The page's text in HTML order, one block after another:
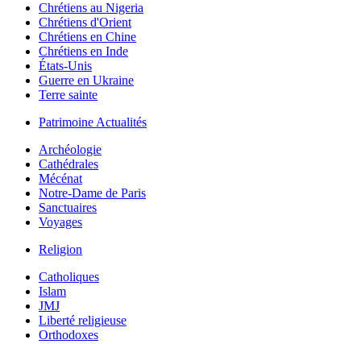
Chrétiens au Nigeria
Chrétiens d'Orient
Chrétiens en Chine
Chrétiens en Inde
États-Unis
Guerre en Ukraine
Terre sainte
Patrimoine Actualités
Archéologie
Cathédrales
Mécénat
Notre-Dame de Paris
Sanctuaires
Voyages
Religion
Catholiques
Islam
JMJ
Liberté religieuse
Orthodoxes